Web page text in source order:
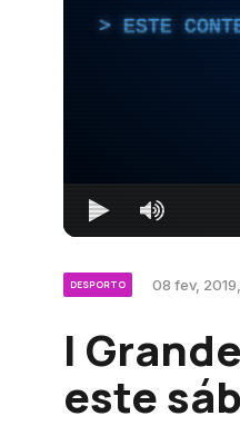
ESTE
DESPORTO 08 fev,
I
este